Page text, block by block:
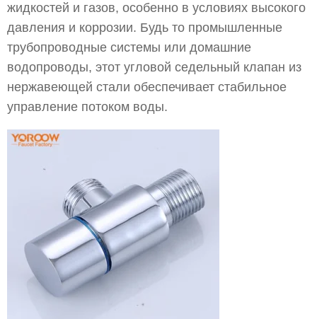
жидкостей и газов, особенно в условиях высокого
давления и коррозии. Будь то промышленные
трубопроводные системы или домашние
водопроводы, этот угловой седельный клапан из
нержавеющей стали обеспечивает стабильное
управление потоком воды.